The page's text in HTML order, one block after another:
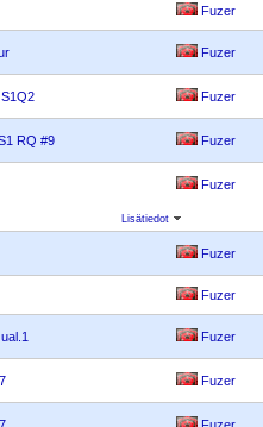
Fuzer
Fuzer
Fuzer
RQ #9 Fuzer
Fuzer
Lisätiedot
Fuzer
Fuzer
Fuzer
Fuzer
Fuzer